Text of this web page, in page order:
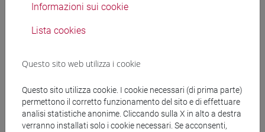
Materiali didattici
Materiali su Moodle
Corsi di studio e percorsi
Informazioni sui cookie
Lista cookies
Questo sito web utilizza i cookie
Questo sito utilizza cookie. I cookie necessari (di prima parte)
permettono il corretto funzionamento del sito e di effettuare
analisi statistiche anonime. Cliccando sulla X in alto a destra
verranno installati solo i cookie necessari. Se acconsenti,